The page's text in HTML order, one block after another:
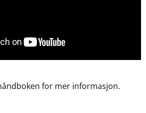
for mer informasjon.